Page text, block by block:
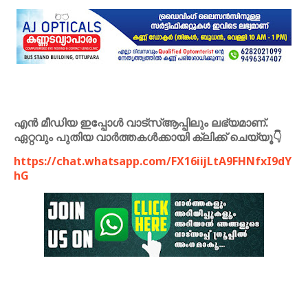
എൻ മീഡിയ ഇപ്പോൾ വാട്സ്ആപ്പിലും ലഭ്യമാണ്.
ഏറ്റവും പുതിയ വാർത്തകൾക്കായി ക്ലിക്ക് ചെയ്യൂ👇
https://chat.whatsapp.com/FX16iijLtA9FHNfxI9dY
hG